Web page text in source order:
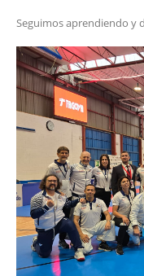
Seguimos aprendiendo y